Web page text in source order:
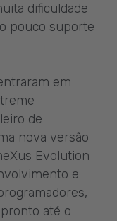
dificuldade
pouco suporte
em
de
nova versão
Evolution
e
até o